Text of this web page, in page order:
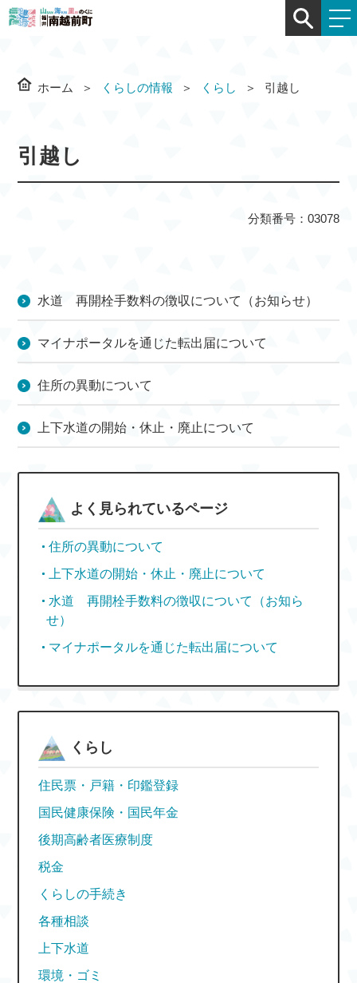
ホーム くらしの情報 くらし 引越し
引越し
分類番号：03078
水道 再開栓手数料の徴収について（お知らせ）
マイナポータルを通じた転出届について
住所の異動について
上下水道の開始・休止・廃止について
よく見られているページ
住所の異動について
上下水道の開始・休止・廃止について
水道 再開栓手数料の徴収について（お知ら
せ）
マイナポータルを通じた転出届について
くらし
住民票・戸籍・印鑑登録
国民健康保険・国民年金
後期高齢者医療制度
税金
くらしの手続き
各種相談
上下水道
環境・ゴミ